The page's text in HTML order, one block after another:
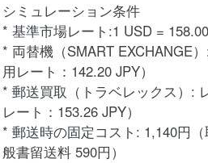
シミュレーション条件
* 基準市場レート:1 USD =
* 両替機（SMART EXCHANGE
用レート：142.20 JPY）
* 郵送買取（トラベレックス）:
レート：153.26 JPY）
* 郵送時の固定コスト: 1,140円
般書留送料 590円）